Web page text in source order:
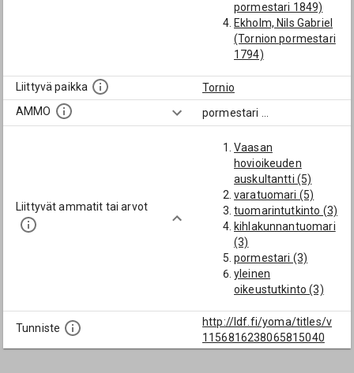
pormestari 1849)
Ekholm, Nils Gabriel
(Tornion pormestari
1794)
1725)
Lund, Karl Arne
1913-18)
Tornberg, Ali
(Teollisuuslakimies
(Suomen
Luotonantajayhd.,
Kemi oy), Tornion
pormestari 1919-,
Ruotsin ja Norjan
vastaisen rajan
rajatarkastaja
kunniakonsuli
Haaparannassa
Liittyvä paikka
Tornio
AMMO
pormestari
Liittyvät ammatit tai arvot
Vaasan
hovioikeuden
auskultantti (5)
varatuomari (5)
tuomarintutkinto (3)
kihlakunnantuomari
(3)
pormestari (3)
yleinen
oikeustutkinto (3)
tuomari (2)
sotatuomari (2)
kunnallispormestari
Tunniste
http://ldf.fi/yoma/titles/v
1156816238065815040